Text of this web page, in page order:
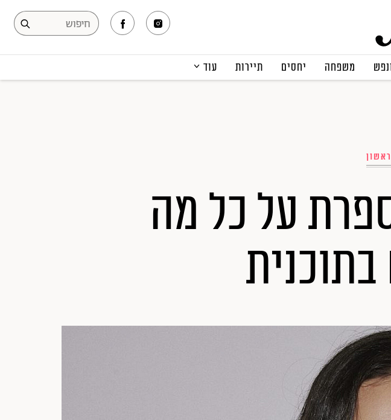
משפחה יחסים תיירות עוד
על כל מה